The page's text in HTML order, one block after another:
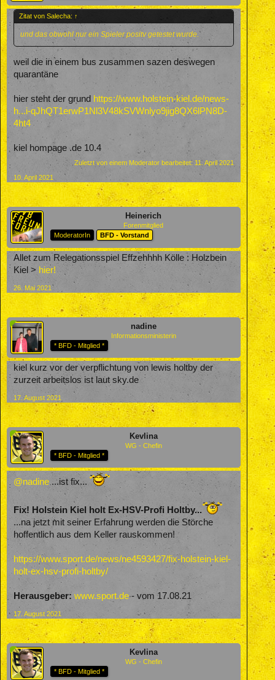
Zitat von Salecha: ↑
und das obwohl nur ein Spieler positv getestet wurde.
weil die in einem bus zusammen sazen deswegen
quarantäne
hier steht der grund https://www.holstein-kiel.de/news-
h...i-qJhQT1erwP1Nl3V48kSVWnlyo9jig8QX6lPN8D-
4ht4
kiel hompage .de 10.4
Zuletzt von einem Moderator bearbeitet: 11. April 2021
10. April 2021
Heinerich
Forenmitglied
ModeratorIn
BFD - Vorstand
Allet zum Relegationsspiel Effzehhhh Kölle : Holzbein
Kiel > hier!
26. Mai 2021
nadine
Informationsministerin
* BFD - Mitglied *
kiel kurz vor der verpflichtung von lewis holtby der
zurzeit arbeitslos ist laut sky.de
17. August 2021
Kevlina
WG - Chefin
* BFD - Mitglied *
@nadine ...ist fix...
Fix! Holstein Kiel holt Ex-HSV-Profi Holtby...
...na jetzt mit seiner Erfahrung werden die Störche
hoffentlich aus dem Keller rauskommen!
https://www.sport.de/news/ne4593427/fix-holstein-kiel-
holt-ex-hsv-profi-holtby/
Herausgeber: www.sport.de- vom 17.08.21
17. August 2021
Kevlina
WG - Chefin
* BFD - Mitglied *